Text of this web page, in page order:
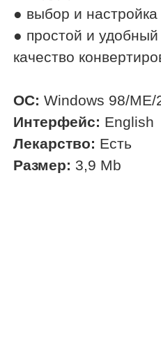
● выбор и
● простой и
качество
ОС: Windows 98/
Интерфейс: English
Лекарство: Есть
Размер: 3,9 Mb